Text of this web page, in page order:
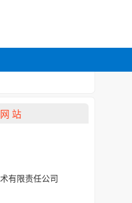
站
有限责任公司